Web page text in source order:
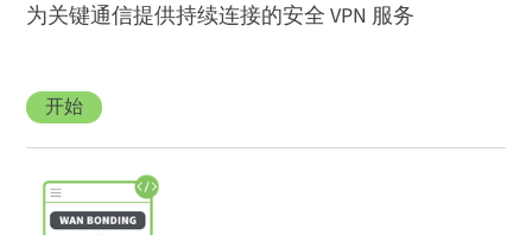
为关键通信提供持续连接的安全 VPN 服务
开始